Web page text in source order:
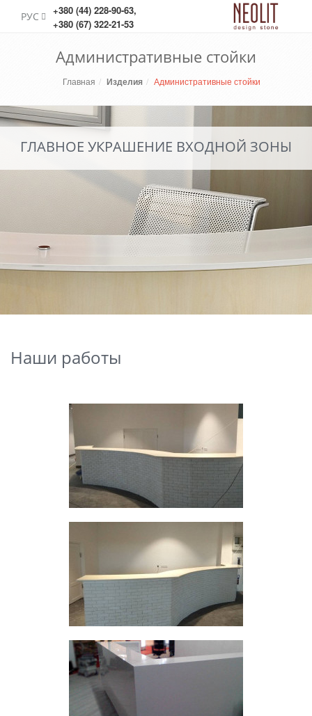
РУС +380 (44) 228-90-63,
+380 (67) 322-21-53
Административные стойки
Главная Изделия Административные стойки
ГЛАВНОЕ УКРАШЕНИЕ ВХОДНОЙ ЗОНЫ
Наши работы